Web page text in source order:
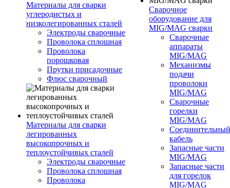
Материалы для сварки
углеродистых и
низколегированных сталей
Электроды сварочные
Проволока сплошная
Проволока
порошковая
Прутки присадочные
Флюс сварочный
Материалы для сварки
легированных
высокопрочных и
теплоустойчивых сталей
Электроды сварочные
Проволока сплошная
Проволока
Сварочное
оборудование для
MIG/MAG сварки
Сварочные
аппараты
MIG/MAG
Механизмы
подачи
проволоки
MIG/MAG
Сварочные
горелки
MIG/MAG
Соединительный
кабель
Запасные части
MIG/MAG
Запасные части
для горелок
MIG/MAG